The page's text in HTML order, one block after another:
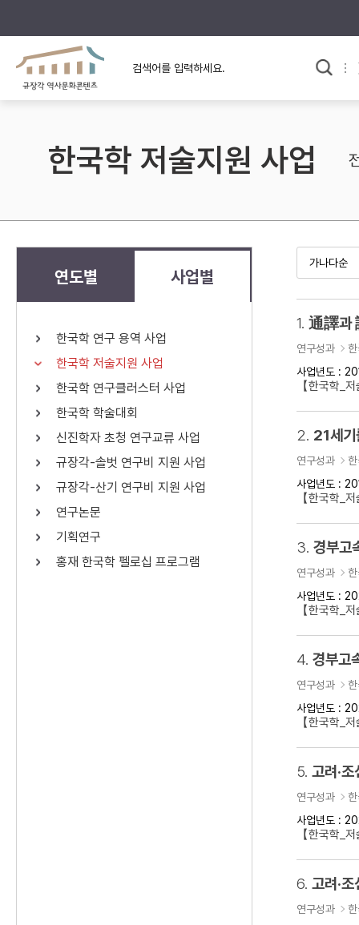
규장각의 어제와 오늘
규장각 소개영상
사료와 문학으로 본
고대
고려
조선 후기
근대
검색 연산자 사용안내
연산자
AND
OR 정조 OR 정약용 “정조” 또는 “
료를 검색
한국학 저술지원 사업
연도별 사업별
한국학 연구 용역 사업
한국학 저술지원 사업
한국학 연구클러스터 사업
한국학 학술대회
신진학자 초청 연구교류 사업
규장각-솔벗 연구비 지원 사업
규장각-산기 연구비 지원 사업
연구논문
기획연구
홍재 한국학 펠로십 프로그램
1. 通譯과
연구성과
사업년도 :
【한국학
2. 21세기
연구성과
사업년도 :
【한국학
3. 경부고
연구성과
사업년도 :
【한국학
4. 경부고
연구성과
사업년도 :
【한국학_
5. 고려·
연구성과
사업년도 :
【한국학
6. 고려·
연구성과